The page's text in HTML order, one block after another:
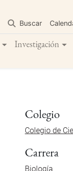
contenido
principal
Buscar
Investigación
Colegio
Colegio de
Carrera
Biología